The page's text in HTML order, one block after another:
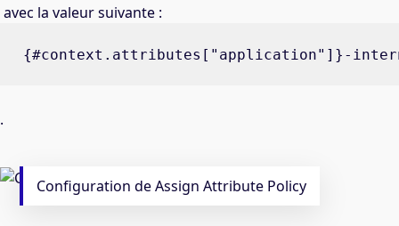
avec la valeur suivante :
{#context.attributes["application"]}-
.
Configuration de Assign Attribute Policy